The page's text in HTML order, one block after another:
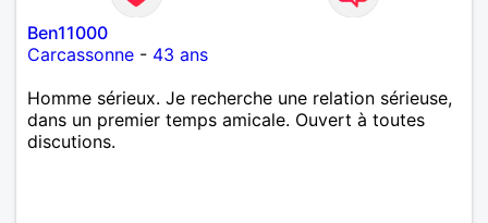
Ben11000
Carcassonne - 43 ans
Homme sérieux. Je recherche une relation sérieuse,
dans un premier temps amicale. Ouvert à toutes
discutions.